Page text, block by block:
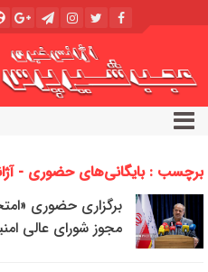
برچسب : بایگانی‌های حضوری -
مجوز شورای عالی